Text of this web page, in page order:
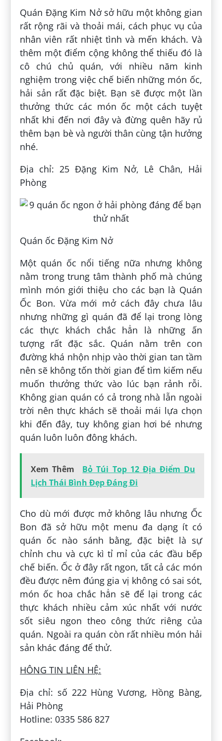
Quán Đặng Kim Nở sở hữu một không gian
rất rộng rãi và thoải mái, cách phục vụ của
nhân viên rất nhiệt tình và mến khách. Và
thêm một điểm cộng không thể thiếu đó là
cô chú chủ quán, với nhiều năm kinh
nghiệm trong việc chế biến những món ốc,
hải sản rất đặc biệt. Bạn sẽ được một lần
thưởng thức các món ốc một cách tuyệt
nhất khi đến nơi đây và đừng quên hãy rủ
thêm bạn bè và người thân cùng tận hưởng
nhé.
Địa chỉ: 25 Đặng Kim Nở, Lê Chân, Hải
Phòng
Quán ốc Đặng Kim Nở
Một quán ốc nổi tiếng nữa nhưng không
nằm trong trung tâm thành phố mà chúng
mình món giới thiệu cho các bạn là Quán
Ốc Bon. Vừa mới mở cách đây chưa lâu
nhưng những gì quán đã để lại trong lòng
các thực khách chắc hẳn là những ấn
tượng rất đặc sắc. Quán nằm trên con
đường khá nhộn nhịp vào thời gian tan tầm
nên sẽ không tốn thời gian để tìm kiếm nếu
muốn thưởng thức vào lúc bạn rảnh rỗi.
Không gian quán có cả trong nhà lẫn ngoài
trời nên thực khách sẽ thoải mái lựa chọn
khi đến đây, tuy không gian hơi bé nhưng
quán luôn luôn đông khách.
Xem Thêm
Bỏ Túi Top 12 Địa Điểm Du
Lịch Thái Bình Đẹp Đáng Đi
Cho dù mới được mở không lâu nhưng Ốc
Bon đã sở hữu một menu đa dạng ít có
quán ốc nào sánh bằng, đặc biệt là sự
chỉnh chu và cực kì tỉ mỉ của các đầu bếp
chế biến. Ốc ở đây rất ngon, tất cả các món
đều được nêm đúng gia vị không có sai sót,
món ốc hoa chắc hẳn sẽ để lại trong các
thực khách nhiều cảm xúc nhất với nước
sốt siêu ngon theo công thức riêng của
quán. Ngoài ra quán còn rất nhiều món hải
sản khác đáng để thử.
HÔNG TIN LIÊN HỆ:
Địa chỉ: số 222 Hùng Vương, Hồng Bàng,
Hải Phòng
Hotline: 0335 586 827